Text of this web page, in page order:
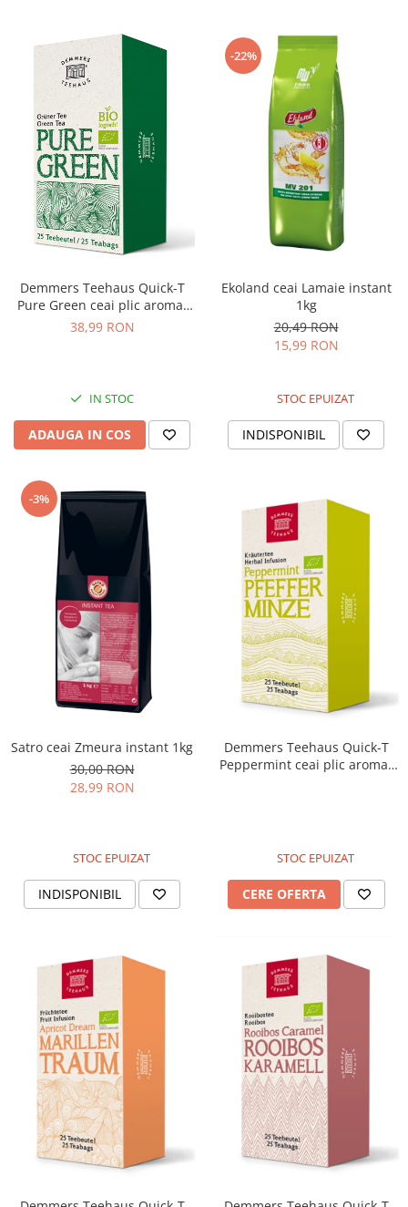
Demmers Teehaus Quick-T
Pure Green ceai plic aromat
bio 25buc
38,99 RON
IN STOC
ADAUGA IN COS
-22%
Ekoland ceai Lamaie instant
1kg
20,49 RON
15,99 RON
STOC EPUIZAT
INDISPONIBIL
-3%
Satro ceai Zmeura instant 1kg
30,00 RON
28,99 RON
STOC EPUIZAT
INDISPONIBIL
Demmers Teehaus Quick-T
Peppermint ceai plic aromat
STOC EPUIZAT
CERE OFERTA